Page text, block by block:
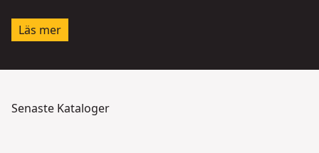
Läs mer
Senaste Kataloger